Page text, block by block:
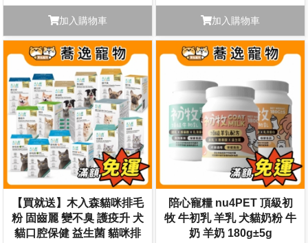
加入購物車 加入購物車
【買就送】木入森貓咪排毛
粉 固齒麗 變不臭 護疫升 犬
貓口腔保健 益生菌 貓咪排
陪心寵糧 nu4PET 頂級初
牧 牛初乳 羊乳 犬貓奶粉 牛
奶 羊奶 180g±5g